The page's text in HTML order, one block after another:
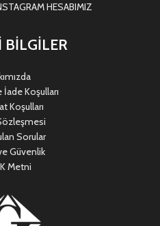
HESABIMIZ
BİLGİLER
Koşulları
Koşulları
Sorular
Güvenlik
Metni